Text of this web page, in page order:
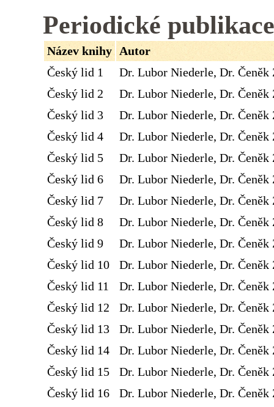
Periodické publikace
Název knihy Autor
Český lid 1
Dr. Lubor Niederle, Dr. Čeněk
Český lid 2
Dr. Lubor Niederle, Dr. Čeněk
Český lid 3
Dr. Lubor Niederle, Dr. Čeněk
Český lid 4
Dr. Lubor Niederle, Dr. Čeněk
Český lid 5
Dr. Lubor Niederle, Dr. Čeněk
Český lid 6
Dr. Lubor Niederle, Dr. Čeněk
Český lid 7
Dr. Lubor Niederle, Dr. Čeněk
Český lid 8
Dr. Lubor Niederle, Dr. Čeněk
Český lid 9
Dr. Lubor Niederle, Dr. Čeněk
Český lid 10
Dr. Lubor Niederle, Dr. Čeněk
Český lid 11
Dr. Lubor Niederle, Dr. Čeněk
Český lid 12
Dr. Lubor Niederle, Dr. Čeněk
Český lid 13
Dr. Lubor Niederle, Dr. Čeněk
Český lid 14
Dr. Lubor Niederle, Dr. Čeněk
Český lid 15
Dr. Lubor Niederle, Dr. Čeněk
Český lid 16
Dr. Lubor Niederle, Dr. Čeněk